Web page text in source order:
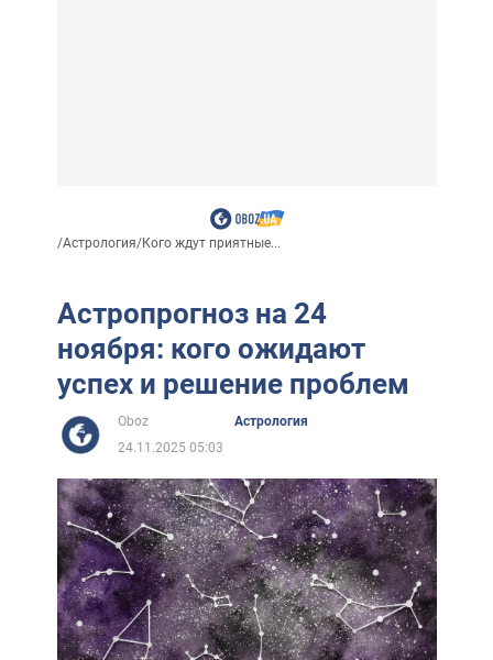
/Астрология/Кого ждут приятные...
Астропрогноз на 24
ноября: кого ожидают
успех и решение проблем
Oboz
Астрология
24.11.2025 05:03